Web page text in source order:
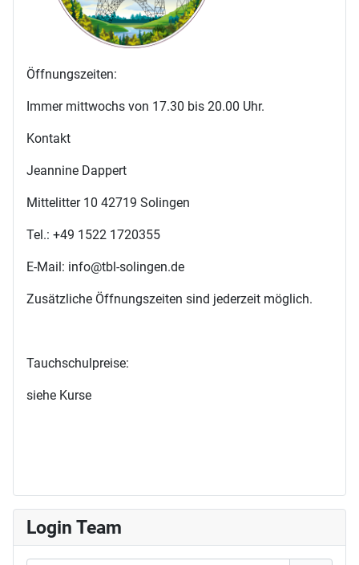
Öffnungszeiten:
Immer mittwochs von 17.30 bis 20.00 Uhr.
Kontakt
Jeannine Dappert
Mittelitter 10 42719 Solingen
Tel.: +49 1522 1720355
E-Mail: info@tbl-solingen.de
Zusätzliche Öffnungszeiten sind jederzeit möglich.
Tauchschulpreise:
siehe Kurse
Login Team